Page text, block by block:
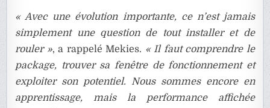
« Avec une évolution importante, ce n’est jamais
simplement une question de tout installer et de
rouler », a rappelé Mekies. « Il faut comprendre le
package, trouver sa fenêtre de fonctionnement et
exploiter son potentiel. Nous sommes encore en
apprentissage, mais la performance affichée